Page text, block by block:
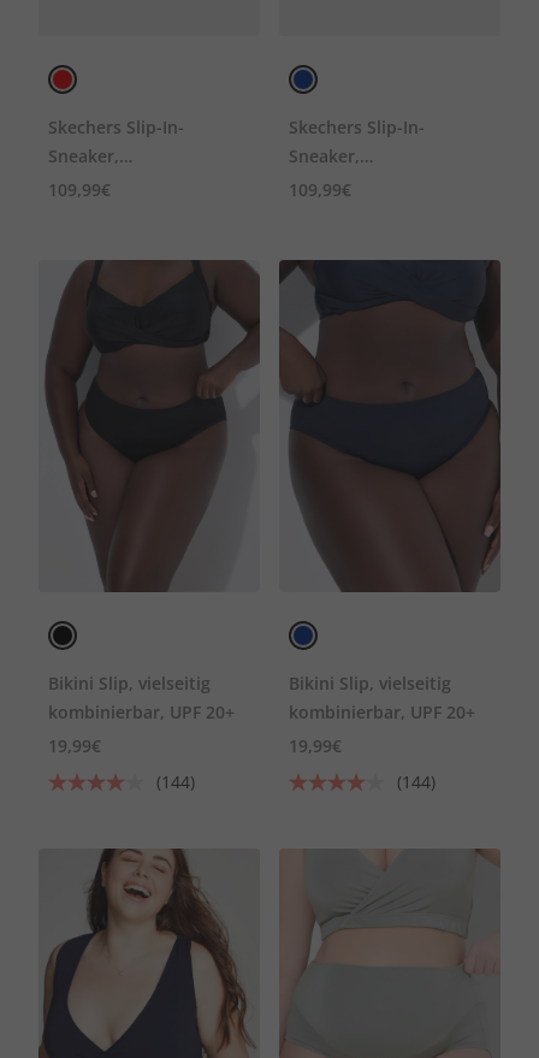
Skechers Slip-In-
Sneaker,
Wechselfußbett, Weite
109,99€
Skechers Slip-In-
Sneaker,
Wechselfußbett, Weite
109,99€
Bikini Slip, vielseitig
kombinierbar, UPF 20+
19,99€
(144)
Bikini Slip, vielseitig
kombinierbar, UPF 20+
19,99€
(144)